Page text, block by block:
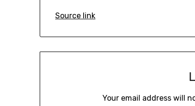
Source link
Your email address will